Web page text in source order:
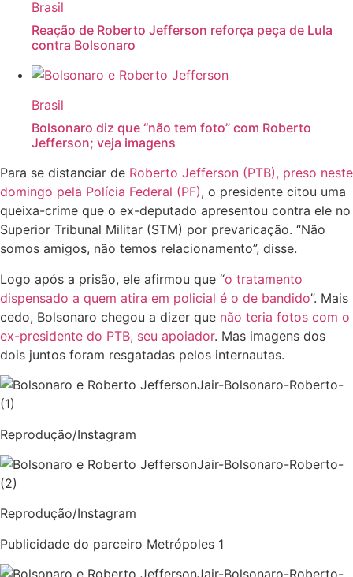
Brasil
Reação de Roberto Jefferson reforça peça de Lula
contra Bolsonaro
Brasil
Bolsonaro diz que “não tem foto” com Roberto
Jefferson; veja imagens
Para se distanciar de Roberto Jefferson (PTB), preso neste
domingo pela Polícia Federal (PF), o presidente citou uma
queixa-crime que o ex-deputado apresentou contra ele no
Superior Tribunal Militar (STM) por prevaricação. “Não
somos amigos, não temos relacionamento”, disse.
Logo após a prisão, ele afirmou que “o tratamento
dispensado a quem atira em policial é o de bandido”. Mais
cedo, Bolsonaro chegou a dizer que não teria fotos com o
ex-presidente do PTB, seu apoiador. Mas imagens dos
dois juntos foram resgatadas pelos internautas.
Jair-Bolsonaro-Roberto-
(1)
Reprodução/Instagram
Jair-Bolsonaro-Roberto-
(2)
Reprodução/Instagram
Publicidade do parceiro Metrópoles 1